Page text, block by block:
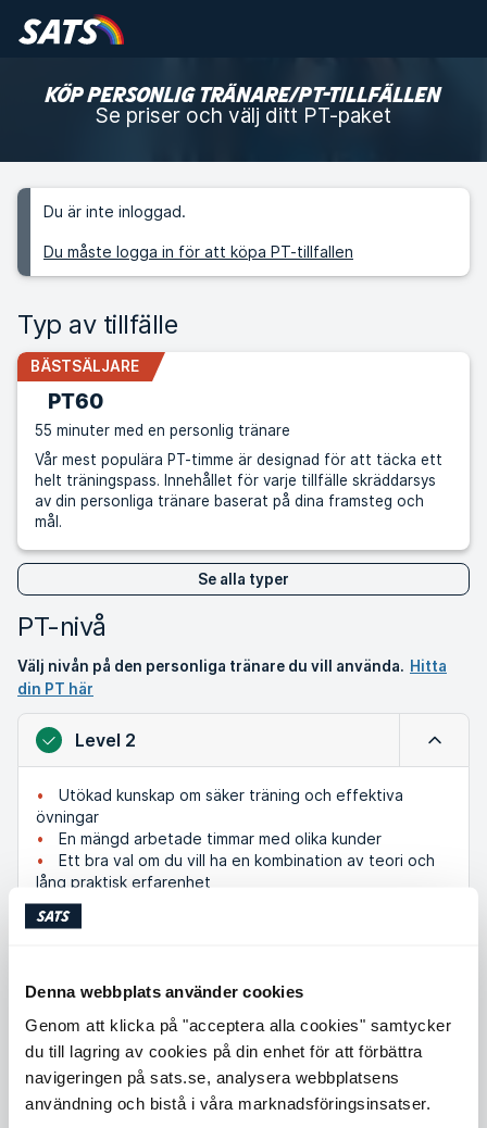
Denna webbplats använder cookies
Genom att klicka på "acceptera alla cookies" samtycker
du till lagring av cookies på din enhet för att förbättra
navigeringen på sats.se, analysera webbplatsens
användning och bistå i våra marknadsföringsinsatser.
KÖP PERSONLIG TRÄNARE/PT-TILLFÄLLEN
Se priser och välj ditt PT-paket
Du är inte inloggad.
Du måste logga in för att köpa PT-tillfallen
Typ av tillfälle
PT60
BÄSTSÄLJARE
55 minuter med en personlig tränare
Vår mest populära PT-timme är designad för att täcka ett
helt träningspass. Innehållet för varje tillfälle skräddarsys
av din personliga tränare baserat på dina framsteg och
mål.
Se alla typer
PT-nivå
Välj nivån på den personliga tränare du vill använda. Hitta
din PT här
Level 2
Utökad kunskap om säker träning och effektiva
övningar
En mängd arbetade timmar med olika kunder
Ett bra val om du vill ha en kombination av teori och
lång praktisk erfarenhet
Level 3
Level 4
Level 5